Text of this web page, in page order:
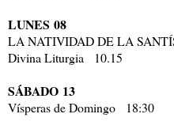
LUNES 08
LA NATIVIDAD DE LA
Divina Liturgia 10.15
SÁBADO 13
Vísperas de Domingo 18:30